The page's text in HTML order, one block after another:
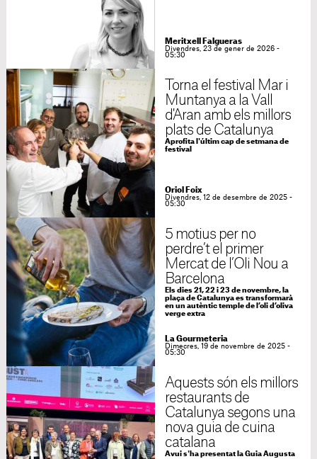
Meritxell Falgueras
Divendres, 23 de gener de 2026 -
05:30
Torna el festival Mar i
Muntanya a la Vall
d'Aran amb els millors
plats de Catalunya
Aprofita l'últim cap de setmana de
festival
Oriol Foix
Divendres, 12 de desembre de 2025 -
05:30
5 motius per no
perdre’t el primer
Mercat de l’Oli Nou a
Barcelona
Els dies 21, 22 i 23 de novembre, la
plaça de Catalunya es transformarà
en un autèntic temple de l’oli d’oliva
verge extra
La Gourmeteria
Dimecres, 19 de novembre de 2025 -
05:30
Aquests són els millors
restaurants de
Catalunya segons una
nova guia de cuina
catalana
Avui s'ha presentat la Guia Augusta